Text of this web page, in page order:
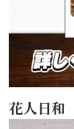
花人日和